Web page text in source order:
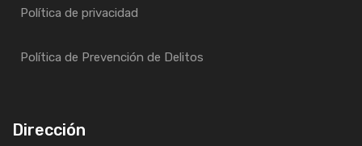
Política de privacidad
Política de Prevención de Delitos
Dirección